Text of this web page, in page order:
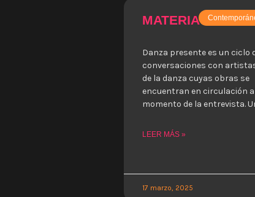
MATERIA BRUTA
Danza presente es un ciclo
conversaciones con
de la danza cuyas obras se
encuentran en circulación
momento de la entrevista.
LEER MÁS »
17 marzo, 2025